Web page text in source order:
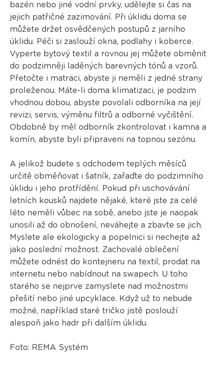
bazén nebo jiné vodní prvky, udělejte si čas na
jejich patřičné zazimování. Při úklidu doma se
můžete držet osvědčených postupů z jarního
úklidu. Péči si zaslouží okna, podlahy i koberce.
Vyperte bytový textil a rovnou jej můžete obměnit
do podzimněji laděných barevných tónů a vzorů.
Přetočte i matraci, abyste ji neměli z jedné strany
proleženou. Máte-li doma klimatizaci, je podzim
vhodnou dobou, abyste povolali odborníka na její
revizi, servis, výměnu filtrů a odborné vyčištění.
Obdobně by měl odborník zkontrolovat i kamna a
komín, abyste byli připraveni na topnou sezónu.
A jelikož budete s odchodem teplých měsíců
určitě obměňovat i šatník, zařaďte do podzimního
úklidu i jeho protřídění. Pokud při uschovávání
letních kousků najdete nějaké, které jste za celé
léto neměli vůbec na sobě, anebo jste je naopak
unosili až do obnošení, neváhejte a zbavte se jich.
Myslete ale ekologicky a popelnici si nechejte až
jako poslední možnost. Zachovalé oblečení
můžete odnést do kontejneru na textil, prodat na
internetu nebo nabídnout na swapech. U toho
starého se nejprve zamyslete nad možnostmi
přešití nebo jiné upcyklace. Když už to nebude
možné, například staré tričko jistě poslouží
alespoň jako hadr při dalším úklidu.
Foto: REMA Systém